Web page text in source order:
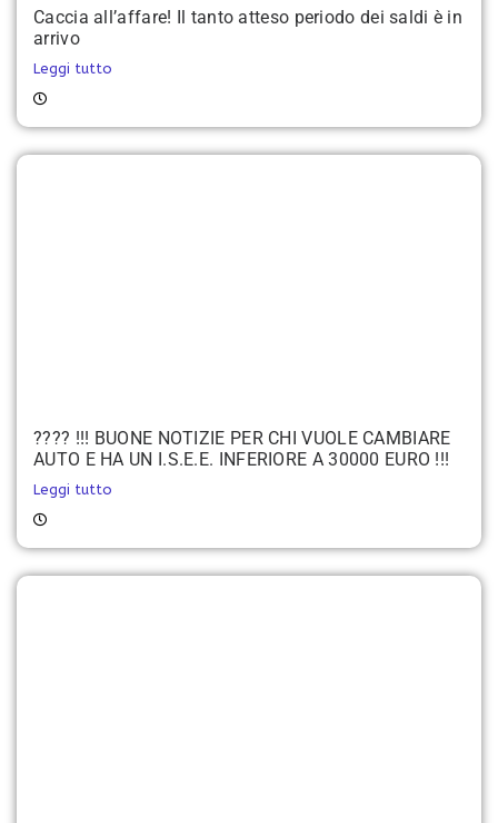
Caccia all’affare! Il tanto atteso periodo dei saldi è in
arrivo
Leggi tutto
???? !!! BUONE NOTIZIE PER CHI VUOLE CAMBIARE
AUTO E HA UN I.S.E.E. INFERIORE A 30000 EURO !!!
Leggi tutto